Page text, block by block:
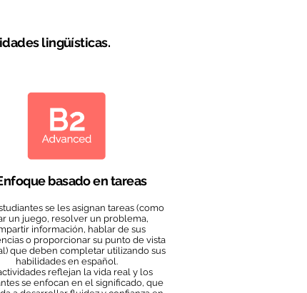
lingüísticas.
basado en tareas
se les asignan tareas (como
un juego, resolver un problema,
información, hablar de sus
o proporcionar su punto de vista
que deben completar utilizando sus
habilidades en español.
reflejan la vida real y los
se enfocan en el significado, que